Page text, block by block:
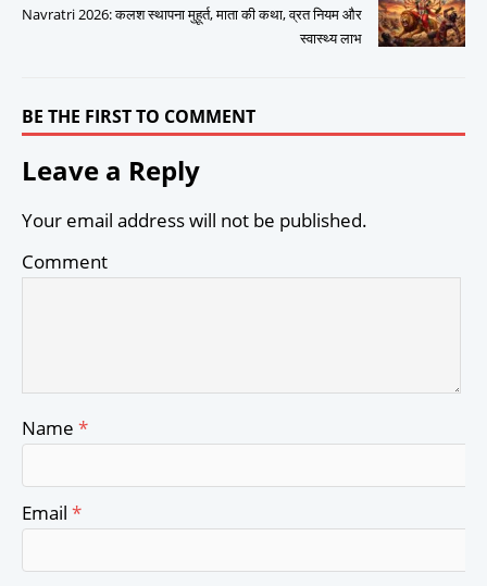
Navratri 2026: कलश स्थापना मुहूर्त, माता की कथा, व्रत नियम और
स्वास्थ्य लाभ
BE THE FIRST TO COMMENT
Leave a Reply
Your email address will not be published.
Comment
Name *
Email *